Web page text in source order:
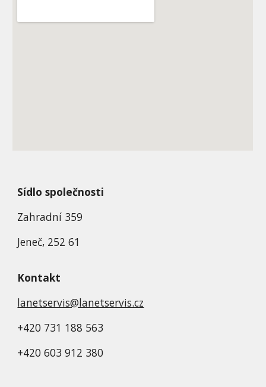
Sídlo společnosti
Zahradní 359
Jeneč, 252 61
Kontakt
lanetservis@lanetservis.cz
+420 731 188 563
+420 603 912 380